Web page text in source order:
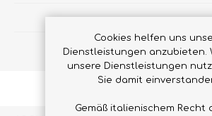
WEITERLESEN...
Cookies helfen uns
Dienstleistungen anzubieten.
unsere Dienstleistungen
Sie damit
Gemäß italienischem Recht